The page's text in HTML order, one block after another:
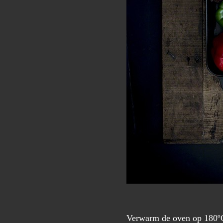
Verwarm de oven op